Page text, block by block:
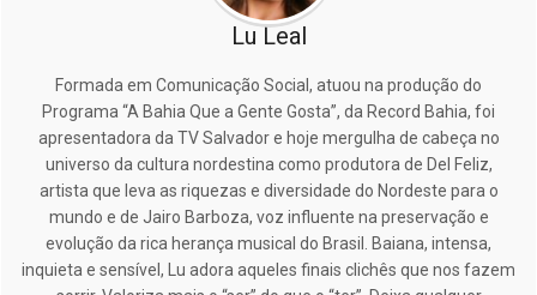
Lu Leal
Formada em Comunicação Social, atuou na produção do
Programa “A Bahia Que a Gente Gosta”, da Record Bahia, foi
apresentadora da TV Salvador e hoje mergulha de cabeça no
universo da cultura nordestina como produtora de Del Feliz,
artista que leva as riquezas e diversidade do Nordeste para o
mundo e de Jairo Barboza, voz influente na preservação e
evolução da rica herança musical do Brasil. Baiana, intensa,
inquieta e sensível, Lu adora aqueles finais clichês que nos fazem